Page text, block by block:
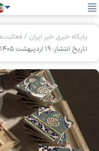
پایگاه خبری خیر ایران /
تاریخ انتشار: ۱۹ ارديبهشت ۱۴۰۵